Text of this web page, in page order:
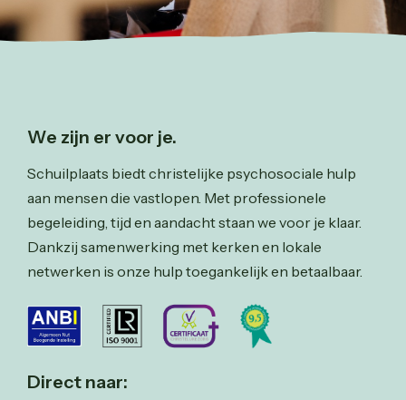
We zijn er voor je.
Schuilplaats biedt christelijke psychosociale hulp
aan mensen die vastlopen. Met professionele
begeleiding, tijd en aandacht staan we voor je klaar.
Dankzij samenwerking met kerken en lokale
netwerken is onze hulp toegankelijk en betaalbaar.
Direct naar: